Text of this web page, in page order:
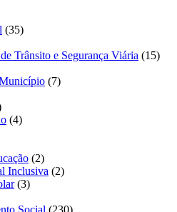
(35)
Trânsito e Segurança Viária (15)
(7)
(4)
(2)
Inclusiva (2)
(3)
Social (230)